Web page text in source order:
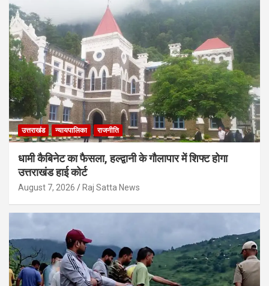
उत्तराखंड न्यायपालिका राजनीति
धामी कैबिनेट का फैसला, हल्द्वानी के गौलापार में शिफ्ट होगा
उत्तराखंड हाई कोर्ट
August 7, 2026 Raj Satta News